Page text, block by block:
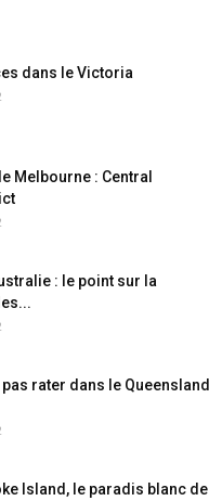
dans le Victoria
Melbourne : Central
: le point sur la
rater dans le Queensland
Island, le paradis blanc de